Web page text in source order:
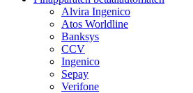
Alvira Ingenico
Atos Worldline
Banksys
CCV
Ingenico
Sepay
Verifone